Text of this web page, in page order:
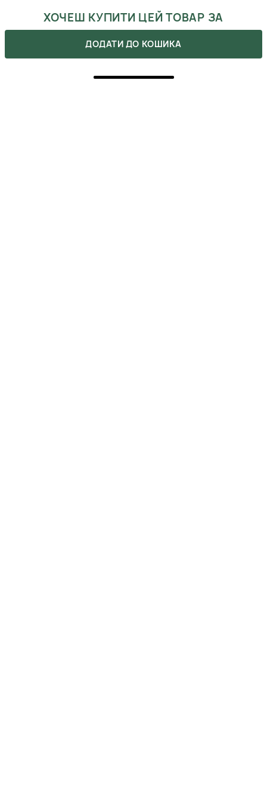
ХОЧЕШ КУПИТИ ЦЕЙ ТОВАР ЗА
ЗНИЖКОЮ?
Оформляй подписку на бьюти-дайджест, в котором мы
указываем все актуальные акции. Также, не забывай, что
ДОДАТИ ДО КОШИКА